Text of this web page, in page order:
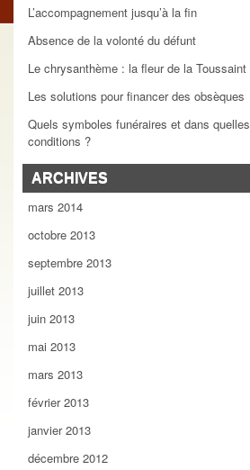
L’accompagnement jusqu’à la fin
Absence de la volonté du défunt
Le chrysanthème : la fleur de la Toussaint
Les solutions pour financer des obsèques
Quels symboles funéraires et dans quelles
conditions ?
ARCHIVES
mars 2014
octobre 2013
septembre 2013
juillet 2013
juin 2013
mai 2013
mars 2013
février 2013
janvier 2013
décembre 2012